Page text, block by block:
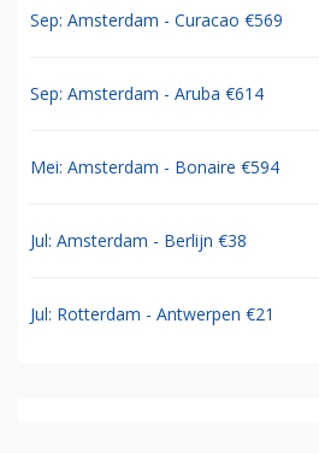
Sep: Amsterdam - Curacao €569
Sep: Amsterdam - Aruba €614
Mei: Amsterdam - Bonaire €594
Jul: Amsterdam - Berlijn €38
Jul: Rotterdam - Antwerpen €21